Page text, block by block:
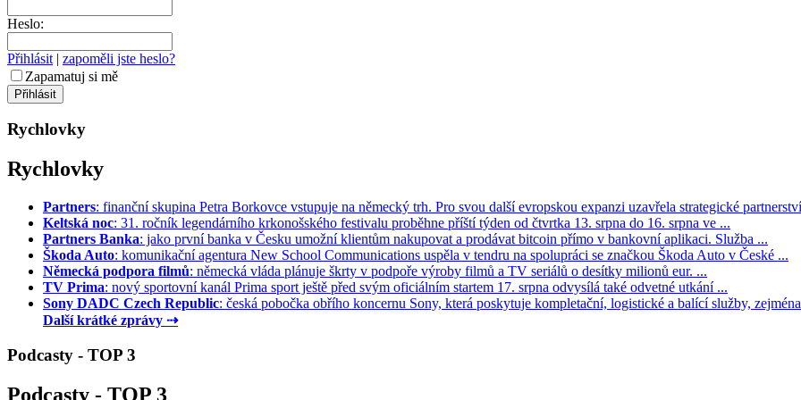
Heslo:
Přihlásit | zapoměli jste heslo?
Zapamatuj si mě
Rychlovky
Rychlovky
Partners: finanční skupina Petra Borkovce vstupuje na německý trh. Pro svou další evropskou expanzi uzavřela strategické
Keltská noc: 31. ročník legendárního krkonošského festivalu proběhne příští týden od čtvrtka 13. srpna do 16. srpna ve ...
Partners Banka: jako první banka v Česku umožní klientům nakupovat a prodávat bitcoin přímo v bankovní aplikaci. Služba ...
Škoda Auto: komunikační agentura New School Communications uspěla v tendru na spolupráci se značkou Škoda Auto v České ...
Německá podpora filmů: německá vláda plánuje škrty v podpoře výroby filmů a TV seriálů o desítky milionů eur. ...
TV Prima: nový sportovní kanál Prima sport ještě před svým oficiálním startem 17. srpna odvysílá také odvetné utkání ...
Sony DADC Czech Republic: česká pobočka obřího koncernu Sony, která poskytuje kompletační, logistické a balící služby,
Další krátké zprávy ⇢
Podcasty - TOP 3
Podcasty - TOP 3